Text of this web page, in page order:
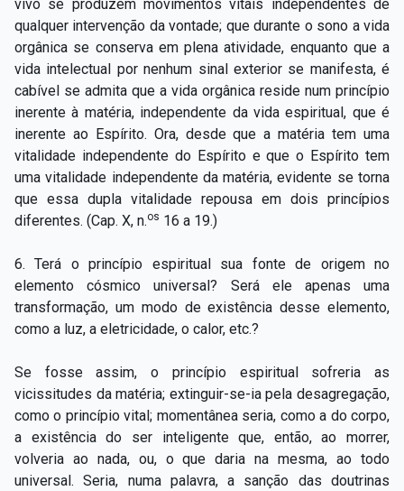
vivo se produzem movimentos vitais independentes de
qualquer intervenção da vontade; que durante o sono a vida
orgânica se conserva em plena atividade, enquanto que a
vida intelectual por nenhum sinal exterior se manifesta, é
cabível se admita que a vida orgânica reside num princípio
inerente à matéria, independente da vida espiritual, que é
inerente ao Espírito. Ora, desde que a matéria tem uma
vitalidade independente do Espírito e que o Espírito tem
uma vitalidade independente da matéria, evidente se torna
que essa dupla vitalidade repousa em dois princípios
diferentes. (Cap. X, n.os 16 a 19.)
6. Terá o princípio espiritual sua fonte de origem no
elemento cósmico universal? Será ele apenas uma
transformação, um modo de existência desse elemento,
como a luz, a eletricidade, o calor, etc.?
Se fosse assim, o princípio espiritual sofreria as
vicissitudes da matéria; extinguir­-se­-ia pela desagregação,
como o princípio vital; momentânea seria, como a do corpo,
a existência do ser inteligente que, então, ao morrer,
volveria ao nada, ou, o que daria na mesma, ao todo
universal. Seria, numa palavra, a sanção das doutrinas